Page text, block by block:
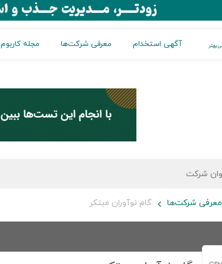
آگهی استخدام معرفی شرکت‌ها مجله کاربوم
معرفی شرکت‌ها گام نوآوران مبتکر